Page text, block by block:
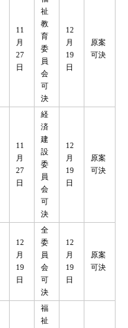
11
月
27
日
祉
教
育
委
員
会
可
決
12
月
19
日
原案
可決
11
月
27
日
経
済
建
設
委
員
会
可
決
12
月
19
日
原案
可決
12
月
19
日
全
委
員
会
可
決
12
月
19
日
原案
可決
福
祉